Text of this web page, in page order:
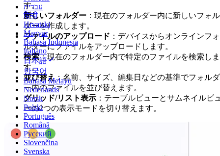
עברית
हिन्दी
Hrvatski
Magyar
Bahasa Indonesia
Italiano
日本語
한국어
Bahasa Melayu
Nederlands
Norsk
Polski
Português
Română
Русский
Slovenčina
Svenska
す。
新しいフォルダー ：現在のフォルダー内に新しいフォル
ダーを作成します。
ファイルのアップロード ：デバイスからオンラインフォ
ルダーにファイルをアップロードします。
検索：現在のフォルダー内で特定のファイルを検索しま
す。
並び替え ：名前、サイズ、編集日などの基準でフォルダ
ー内のファイルを並び替えます。
グリッド/リスト表示 ：テーブルビューとサムネイルビ
ーの2つの表示モードを切り替えます。